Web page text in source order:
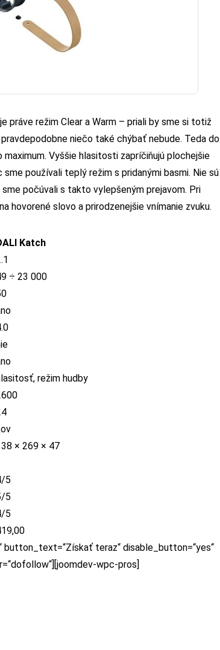
práve režim Clear a Warm – priali by sme si totiž
niečo také chýbať nebude. Teda do
Vyššie hlasitosti zapríčiňujú plochejšie
používali teplý režim s pridanými basmi. Nie sú
počúvali s takto vylepšeným prejavom. Pri
hovorené slovo a prirodzenejšie vnímanie zvuku.
Katch
÷ 23 000
režim hudby
× 269 × 47
5
5
5
teraz“ disable_button=“yes“
wpc-pros]